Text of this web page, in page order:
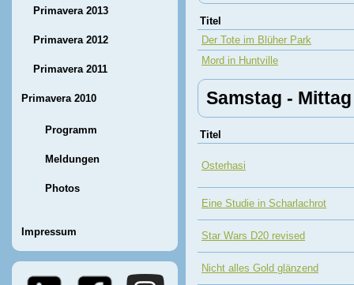
Primavera 2013
Primavera 2012
Primavera 2011
Primavera 2010
Programm
Meldungen
Photos
Impressum
Titel
Der Tote im Blüher Park
Mord in Huntville
Samstag - Mittag
Titel
Osterhasi
Eine Studie in Scharlachrot
Star Wars D20 revised
Nicht alles Gold glänzend